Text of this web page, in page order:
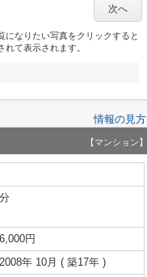
次へ
になりたい写真をクリックすると
れて表示されます。
情報の見方
【マンション】
6,000円
2008年 10月 ( 築17年 )